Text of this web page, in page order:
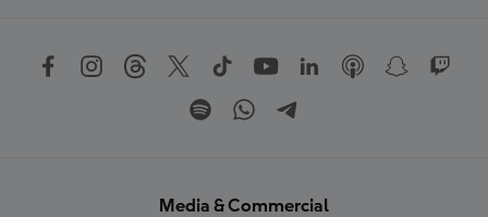
Media & Commercial